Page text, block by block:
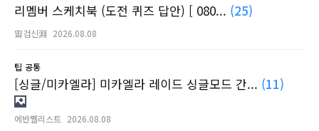
리멤버 스케치북 (도전 퀴즈 답안) [ 080... (25)
宙검신淵 2026.08.08
팁 공통
[싱글/미카엘라] 미카엘라 레이드 싱글모드 간... (11)
에반쩰리스트 2026.08.08